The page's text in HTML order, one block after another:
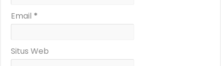
Email *
Situs Web